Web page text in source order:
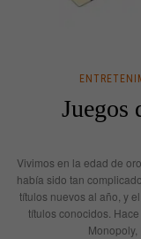
Juegos
Vivimos en la edad de
había sido tan
títulos nuevos al año, y
títulos conocidos.